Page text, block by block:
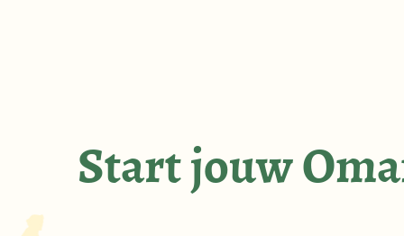
Dag 18 – Salalah-Muscat-Amsterdam
Inleveren van de huurauto op de luchthaven van
Start jouw